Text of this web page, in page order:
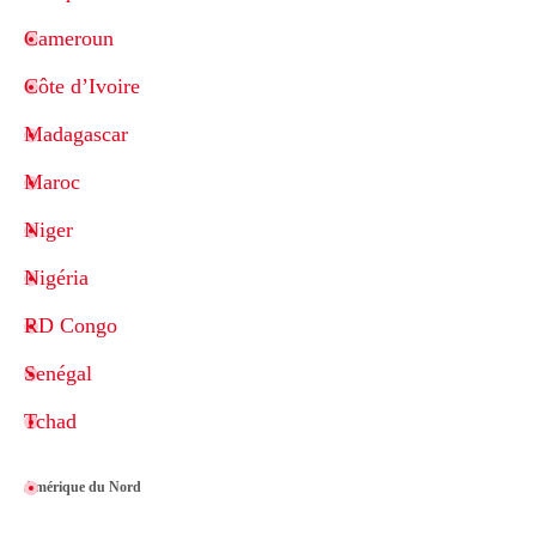
Cameroun
Côte d’Ivoire
Madagascar
Maroc
Niger
Nigéria
RD Congo
Senégal
Tchad
Amérique du Nord